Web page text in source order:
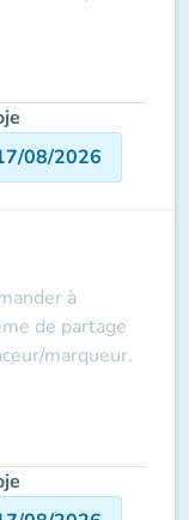
08/2026
à
de partage
marqueur.